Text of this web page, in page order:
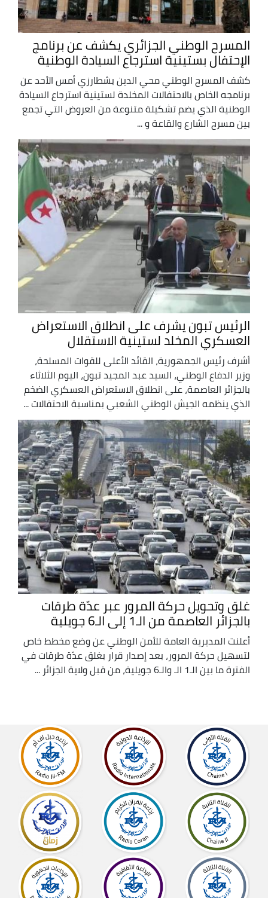
المسرح الوطني الجزائري يكشف عن برنامج
الإحتفال بستينية استرجاع السيادة الوطنية
كشف المسرح الوطني محي الدين بشطارزي أمس الأحد عن
برنامجه الخاص بالاحتفالات المخلدة لستينية استرجاع السيادة
الوطنية الذي يضم تشكيلة متنوعة من العروض التي تجمع
بين مسرح الشارع والقاعة و ...
الرئيس تبون يشرف على انطلاق الاستعراض
العسكري المخلد لستينية الاستقلال
أشرف رئيس الجمهورية، القائد الأعلى للقوات المسلحة،
وزير الدفاع الوطني، السيد عبد المجيد تبون، اليوم الثلاثاء
بالجزائر العاصمة، على انطلاق الاستعراض العسكري الضخم
الذي ينظمه الجيش الوطني الشعبي بمناسبة الاحتفالات ...
غلق وتحويل حركة المرور عبر عدّة طرقات
بالجزائر العاصمة من الـ1 إلى الـ6 جويلية
أعلنت المديرية العامة للأمن الوطني عن وضع مخطط خاص
لتسهيل حركة المرور، بعد إصدار قرار بغلق عدّة طرقات في
الفترة ما بين الـ1 الـ والـ6 جويلية، من قبل ولاية الجزائر ...